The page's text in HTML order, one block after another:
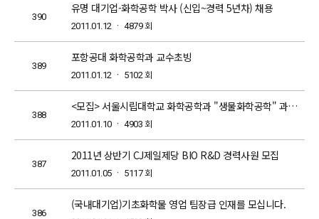
390
유명 대기업-화학공학 박사 (신입~경력 5년차) 채용
2011.01.12 ㆍ 4879회
389
포항공대 화학공학과 교수초빙
2011.01.12 ㆍ 5102회
388
<모집> 서울시립대학교 화학공학과 "생물화학공학" 과목 시간강사 모집
2011.01.10 ㆍ 4903 회
387
2011년 상반기 CJ제일제당 BIO R&D 경력사원 모집
2011.01.05 ㆍ 5117회
386
(국내대기업)기초화학물 영업 팀장급 인재를 모십니다.